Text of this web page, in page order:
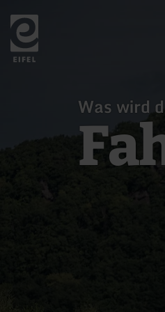
Zurück
zur
Startseite
Was wird